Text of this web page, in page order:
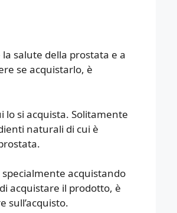
salute della prostata e a
se acquistarlo, è
lo si acquista. Solitamente
naturali di cui è
acquistando
acquistare il prodotto, è
sull’acquisto.